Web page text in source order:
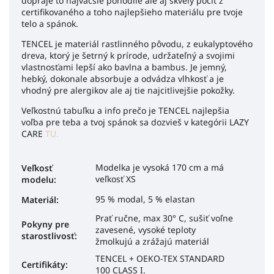
certifikovaného a toho najlepšieho materiálu pre tvoje
telo a spánok.
TENCEL je materiál rastlinného pôvodu, z eukalyptového
dreva, ktorý je šetrný k prírode, udržateľný a svojimi
vlastnosťami lepší ako bavlna a bambus. Je jemný,
hebký, dokonale absorbuje a odvádza vlhkosť a je
vhodný pre alergikov ale aj tie najcitlivejšie pokožky.
Veľkostnú tabuľku a info prečo je TENCEL najlepšia
voľba pre teba a tvoj spánok sa dozvieš v kategórii LAZY
CARE TU.
Veľkosť
modelu:
Modelka je vysoká 170 cm a má
veľkosť XS
Materiál: 95 % modal, 5 % elastan
Pokyny pre
starostlivosť:
Prať ručne, max 30° C, sušiť voľne
zavesené, vysoké teploty
žmolkujú a zrážajú materiál
Certifikáty:
TENCEL + OEKO-TEX STANDARD
100 CLASS I.